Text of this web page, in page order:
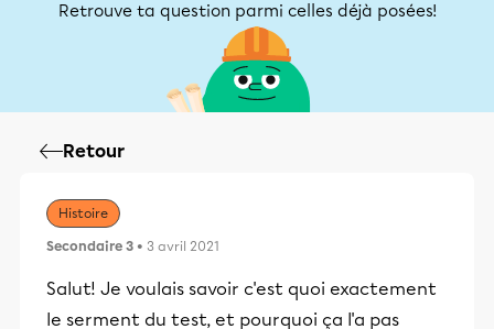
Retrouve ta question parmi celles déjà posées!
Retour
Histoire
Secondaire 3 • 3 avril 2021
Salut! Je voulais savoir c'est quoi exactement
le serment du test, et pourquoi ça l'a pas